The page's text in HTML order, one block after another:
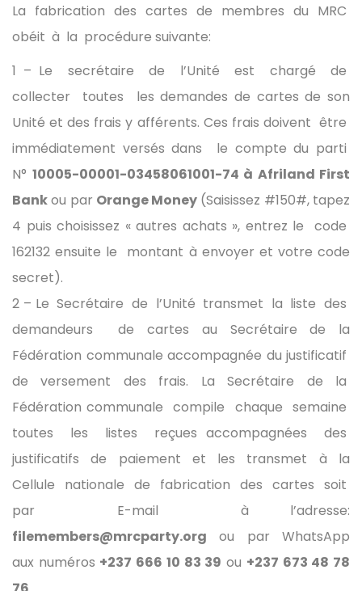
La fabrication des cartes de membres du MRC
obéit à la procédure suivante:
1 – Le secrétaire de l’Unité est chargé de
collecter toutes les demandes de cartes de son
Unité et des frais y afférents. Ces frais doivent être
immédiatement versés dans le compte du parti
N° 10005-00001-03458061001-74 à Afriland First
Bankou par Orange Money (Saisissez #150#, tapez
4 puis choisissez « autres achats », entrez le code
162132 ensuite le montant à envoyer et votre code
secret).
2 – Le Secrétaire de l’Unité transmet la liste des
demandeurs de cartes au Secrétaire de la
Fédération communale accompagnée du justificatif
de versement des frais. La Secrétaire de la
Fédération communale compile chaque semaine
toutes les listes reçues accompagnées des
justificatifs de paiement et les transmet à la
Cellule nationale de fabrication des cartes soit
par E-mail à l’adresse:
filemembers@mrcparty.org ou par WhatsApp
aux numéros +237 666 10 83 39 ou +237 673 48 78